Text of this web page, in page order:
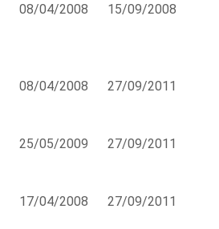
08/04/2008 15/09/2008
08/04/2008 27/09/2011
25/05/2009 27/09/2011
17/04/2008 27/09/2011